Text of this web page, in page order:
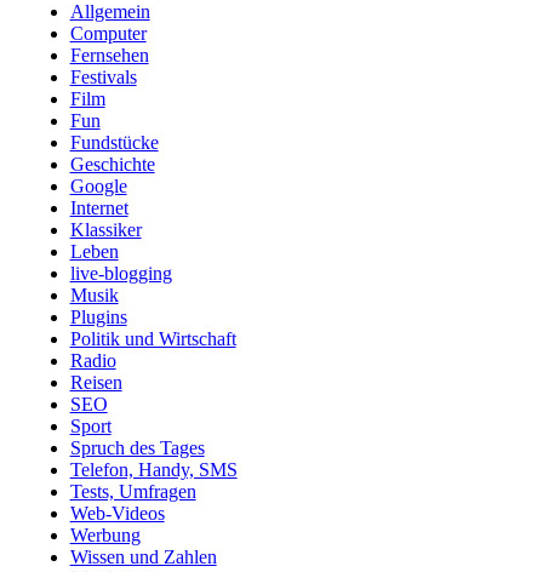
Allgemein
Computer
Fernsehen
Festivals
Film
Fun
Fundstücke
Geschichte
Google
Internet
Klassiker
Leben
live-blogging
Musik
Plugins
Politik und Wirtschaft
Radio
Reisen
SEO
Sport
Spruch des Tages
Telefon, Handy, SMS
Tests, Umfragen
Web-Videos
Werbung
Wissen und Zahlen